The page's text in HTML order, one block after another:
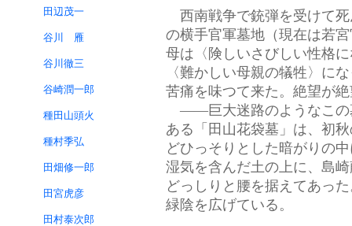
西南戦争で銃弾を受けて
の横手官軍墓地（現在は若
母は〈険しいさびしい性格
〈難かしい母親の犠牲〉に
苦痛を味つて来た。絶望が
——巨大迷路のようなこの
ある「田山花袋墓」は、初
どひっそりとした暗がりの
湿気を含んだ土の上に、島
どっしりと腰を据えてあっ
緑陰を広げている。
田辺茂一
谷川 雁
谷川徹三
谷崎潤一郎
種田山頭火
種村季弘
田畑修一郎
田宮虎彦
田村泰次郎